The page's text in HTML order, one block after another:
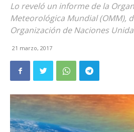
Lo reveló un informe de la
Meteorológica Mundial (OMM),
Organización de Naciones
21 marzo, 2017